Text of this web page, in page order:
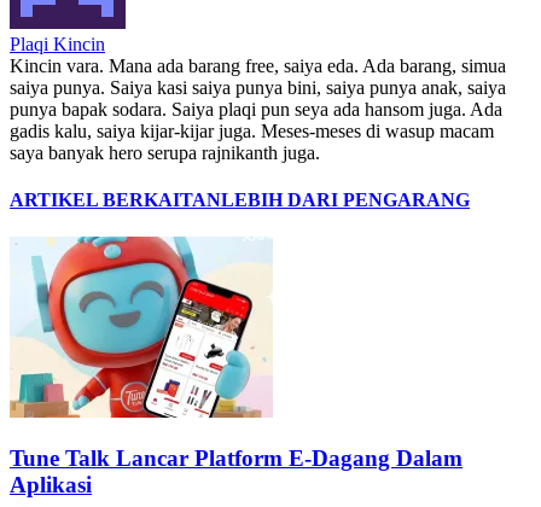
Plaqi Kincin
Kincin vara. Mana ada barang free, saiya eda. Ada barang, simua
saiya punya. Saiya kasi saiya punya bini, saiya punya anak, saiya
punya bapak sodara. Saiya plaqi pun seya ada hansom juga. Ada
gadis kalu, saiya kijar-kijar juga. Meses-meses di wasup macam
saya banyak hero serupa rajnikanth juga.
ARTIKEL BERKAITANLEBIH DARI PENGARANG
Tune Talk Lancar Platform E-Dagang Dalam
Aplikasi